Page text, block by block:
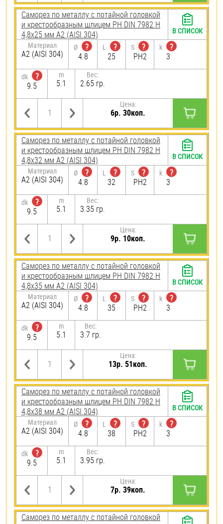
Саморез по металлу с потайной головкой
и крестообразным шлицем PH DIN 7982 H
4,8х25 мм А2 (AISI 304)
Материал
А2 (AISI 304)
Ø
?
4.8
L
?
25
S
?
PH2
k
?
3
dk
?
9.5
m
5.1
Вес:
2.65 гр.
Цена:
6р. 30коп.
В СПИСОК
Саморез по металлу с потайной головкой
и крестообразным шлицем PH DIN 7982 H
4,8х32 мм А2 (AISI 304)
Материал
А2 (AISI 304)
Ø
?
4.8
L
?
32
S
?
PH2
k
?
3
dk
?
9.5
m
5.1
Вес:
3.35 гр.
Цена:
9р. 10коп.
В СПИСОК
Саморез по металлу с потайной головкой
и крестообразным шлицем PH DIN 7982 H
4,8х35 мм А2 (AISI 304)
Материал
А2 (AISI 304)
Ø
?
4.8
L
?
35
S
?
PH2
k
?
3
dk
?
9.5
m
5.1
Вес:
3.7 гр.
Цена:
13р. 51коп.
В СПИСОК
Саморез по металлу с потайной головкой
и крестообразным шлицем PH DIN 7982 H
4,8х38 мм А2 (AISI 304)
Материал
А2 (AISI 304)
Ø
?
4.8
L
?
38
S
?
PH2
k
?
3
dk
?
9.5
m
5.1
Вес:
3.95 гр.
Цена:
7р. 39коп.
В СПИСОК
Саморез по металлу с потайной головкой